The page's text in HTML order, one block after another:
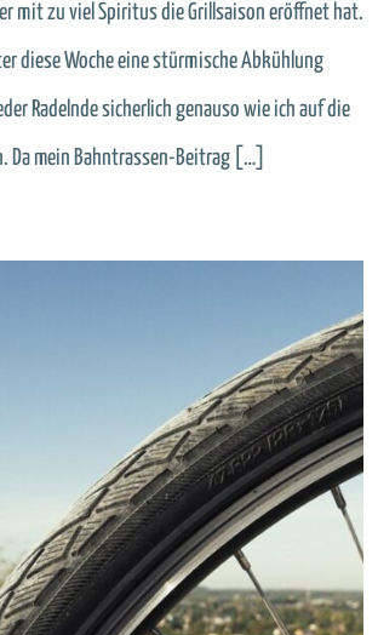
mit zu viel Spiritus die Grillsaison eröffnet hat.
diese Woche eine stürmische Abkühlung
Radelnde sicherlich genauso wie ich auf die
Da mein Bahntrassen-Beitrag […]